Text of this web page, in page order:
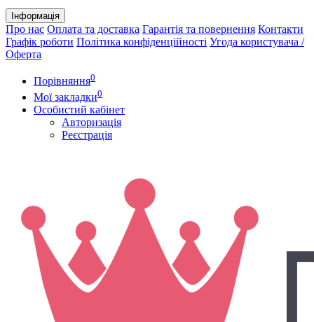
Інформація
Про нас Оплата та доставка Гарантія та повернення Контакти
Графік роботи Політика конфіденційності Угода користувача /
Оферта
Порівняння0
Мої закладки0
Особистий кабінет
Авторизація
Реєстрація